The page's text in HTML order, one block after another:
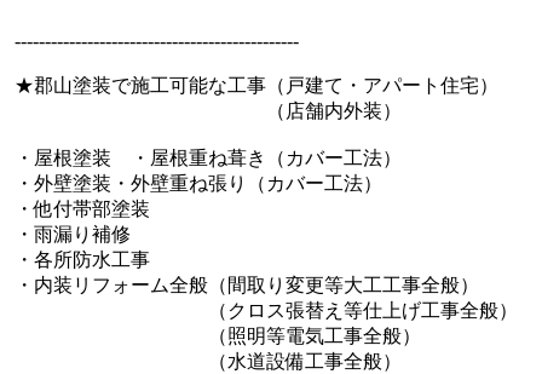
-----------------------------------------------
★郡山塗装で施工可能な工事（戸建て・アパート住宅）
（店舗内外装）
・屋根塗装 ・屋根重ね葺き（カバー工法）
・外壁塗装・外壁重ね張り（カバー工法）
・他付帯部塗装
・雨漏り補修
・各所防水工事
・内装リフォーム全般（間取り変更等大工工事全般）
（クロス張替え等仕上げ工事全般）
（照明等電気工事全般）
（水道設備工事全般）